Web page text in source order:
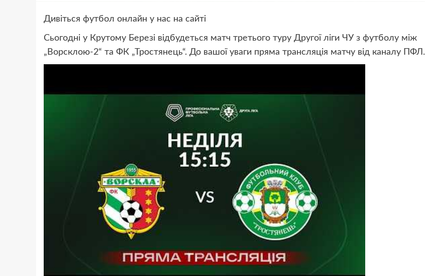
Дивіться футбол онлайн у нас на сайті
Сьогодні у Крутому Березі відбудеться матч третього туру Другої ліги ЧУ з футболу між
„Ворсклою-2“ та ФК „Тростянець“. До вашої уваги пряма трансляція матчу від каналу ПФЛ.